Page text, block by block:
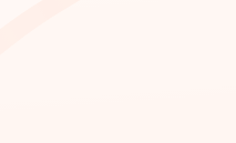
為您提
限